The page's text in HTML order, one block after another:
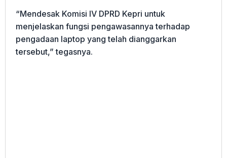
“Mendesak Komisi IV DPRD Kepri untuk
menjelaskan fungsi pengawasannya terhadap
pengadaan laptop yang telah dianggarkan
tersebut,” tegasnya.